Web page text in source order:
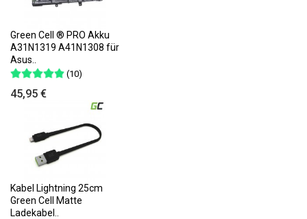
Green Cell ® PRO Akku
A31N1319 A41N1308 für
Asus..
(10)
45,95 €
Kabel Lightning 25cm
Green Cell Matte
Ladekabel..